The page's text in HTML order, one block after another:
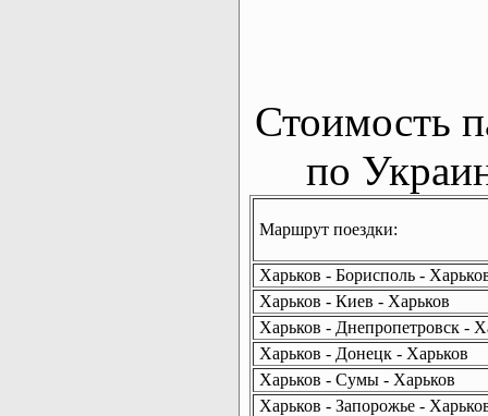
Стоимость
по
Маршрут поездки:
Харьков - Борисполь -
Харьков - Киев - Харьков
Харьков - Днепропетровск -
Харьков - Донецк - Харьков
Харьков - Сумы - Харьков
Харьков - Запорожье -